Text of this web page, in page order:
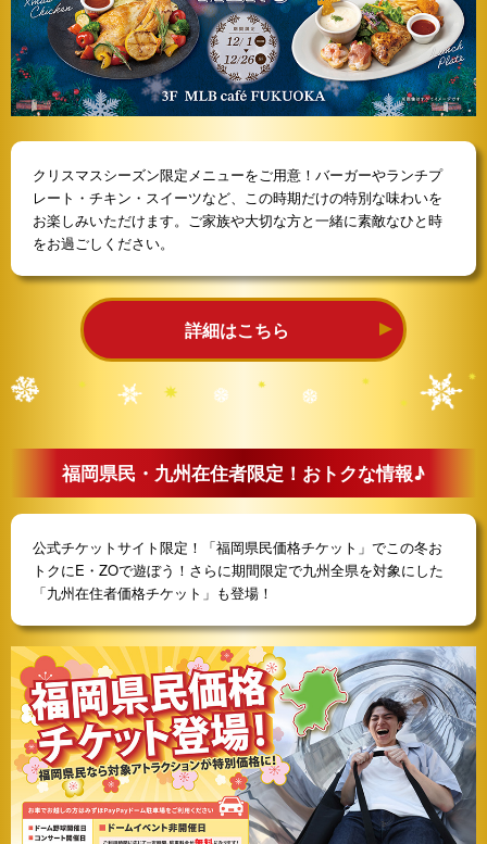
クリスマスシーズン限定メニューをご用意！バーガーやランチプ
レート・チキン・スイーツなど、この時期だけの特別な味わいを
お楽しみいただけます。ご家族や大切な方と一緒に素敵なひと時
をお過ごしください。
詳細はこちら
福岡県民・九州在住者限定！おトクな情報♪
公式チケットサイト限定！「福岡県民価格チケット」でこの冬お
トクにE・ZOで遊ぼう！さらに期間限定で九州全県を対象にした
「九州在住者価格チケット」も登場！